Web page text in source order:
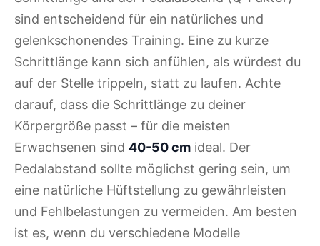
sind entscheidend für ein natürliches und
gelenkschonendes Training. Eine zu kurze
Schrittlänge kann sich anfühlen, als würdest du
auf der Stelle trippeln, statt zu laufen. Achte
darauf, dass die Schrittlänge zu deiner
Körpergröße passt – für die meisten
Erwachsenen sind 40-50 cm ideal. Der
Pedalabstand sollte möglichst gering sein, um
eine natürliche Hüftstellung zu gewährleisten
und Fehlbelastungen zu vermeiden. Am besten
ist es, wenn du verschiedene Modelle